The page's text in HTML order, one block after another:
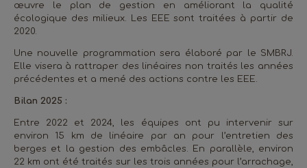
œuvre le plan de gestion en améliorant la qualité
écologique des milieux. Les EEE sont traitées à partir de
2020.
Une nouvelle programmation sera élaboré par le SMBRJ.
Elle visera à rattraper des linéaires non traités les années
précédentes et a mené des actions contre les EEE.
Bilan 2025 :
Entre 2022 et 2024, les équipes ont pu intervenir sur
environ 15 km de linéaire par an pour l’entretien des
berges et la gestion des embâcles. En parallèle, environ
22 km ont été traités sur les trois années pour l’arrachage,